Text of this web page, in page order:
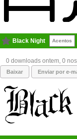
Black Night Acentos
0 downloads ontem, 0
Baixar Enviar por e-